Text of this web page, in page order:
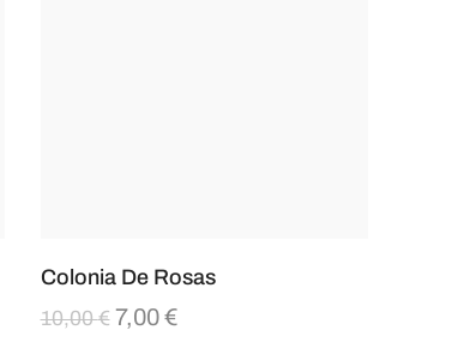
Colonia De Rosas
10,00€ 7,00€